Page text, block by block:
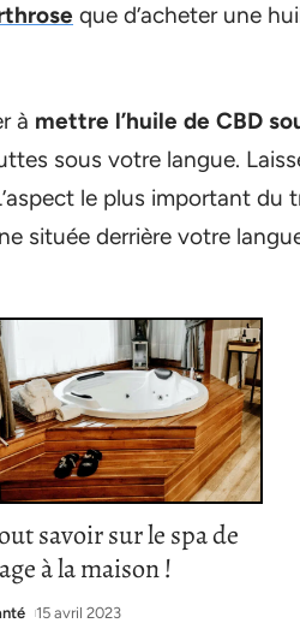
que d’acheter une
à mettre l’huile de CBD
sous votre langue.
le plus important du
située derrière votre
savoir sur le spa de
à la maison !
15 avril 2023